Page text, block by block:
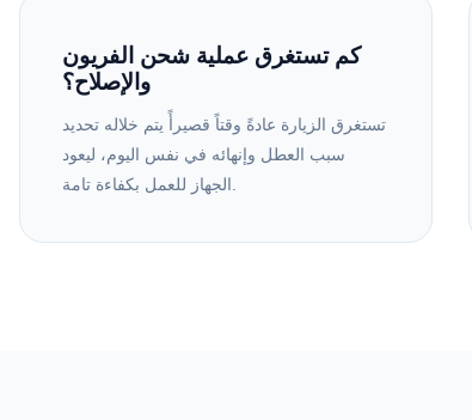
كم تستغرق عملية شحن الفريون
والإصلاح؟
تستغرق الزيارة عادةً وقتاً قصيرأً يتم خلاله تحديد
سبب العطل وإنهائه في نفس اليوم، ليعود